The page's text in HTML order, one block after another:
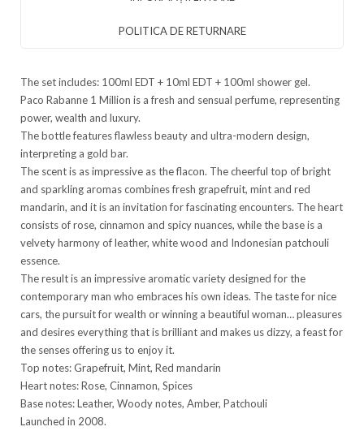
POLITICA DE RETURNARE
The set includes: 100ml EDT + 10ml EDT + 100ml shower gel.
Paco Rabanne 1 Million is a fresh and sensual perfume, representing
power, wealth and luxury.
The bottle features flawless beauty and ultra-modern design,
interpreting a gold bar.
The scent is as impressive as the flacon. The cheerful top of bright
and sparkling aromas combines fresh grapefruit, mint and red
mandarin, and it is an invitation for fascinating encounters. The heart
consists of rose, cinnamon and spicy nuances, while the base is a
velvety harmony of leather, white wood and Indonesian patchouli
essence.
The result is an impressive aromatic variety designed for the
contemporary man who embraces his own ideas. The taste for nice
cars, the pursuit for wealth or winning a beautiful woman… pleasures
and desires everything that is brilliant and makes us dizzy, a feast for
the senses offering us to enjoy it.
Top notes: Grapefruit, Mint, Red mandarin
Heart notes: Rose, Cinnamon, Spices
Base notes: Leather, Woody notes, Amber, Patchouli
Launched in 2008.